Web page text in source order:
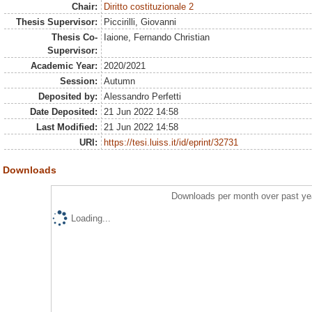
Chair:
Diritto costituzionale 2
Thesis Supervisor:
Piccirilli, Giovanni
Thesis Co-
Supervisor:
Iaione, Fernando Christian
Academic Year:
2020/2021
Session:
Autumn
Deposited by:
Alessandro Perfetti
Date Deposited:
21 Jun 2022 14:58
Last Modified:
21 Jun 2022 14:58
URI:
https://tesi.luiss.it/id/eprint/32731
Downloads
Downloads per month over past
Loading...